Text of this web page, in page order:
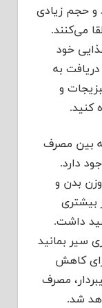
و حجم زیادی
می‌کنند.
خود
دریافت به
و
کنید.
بین مصرف
دارد.
بدن و
بیشتری
داشت.
سیر بمانید
کاهش
مصرف
شد.